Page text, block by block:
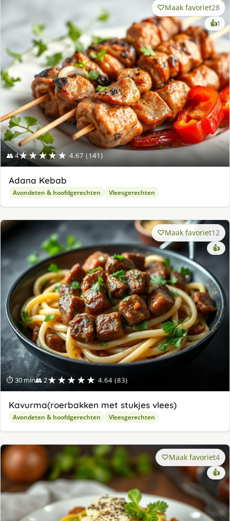
👥 4★★★★★ 4.67 (141)
Maak favoriet28
👍1
Adana Kebab
Avondeten & hoofdgerechten Vleesgerechten
⏱ 30 min👥 2★★★★★ 4.64 (83)
Maak favoriet12
👍
Kavurma(roerbakken met stukjes vlees)
Avondeten & hoofdgerechten Vleesgerechten
Maak favoriet4
👍